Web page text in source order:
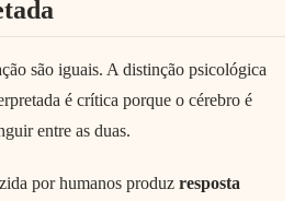
são iguais. A distinção psicológica
é crítica porque o cérebro é
entre as duas.
por humanos produz resposta